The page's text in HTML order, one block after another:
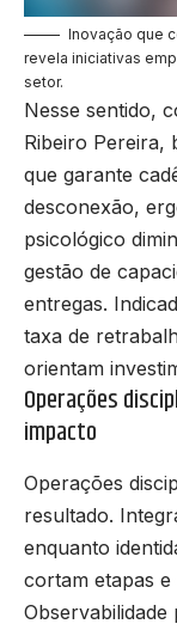
Inovação que
revela iniciativas
setor.
Nesse sentido,
Ribeiro Pereira,
que garante
desconexão,
psicológico
gestão de
entregas.
taxa de
orientam
Operações
impacto
Operações
resultado.
enquanto
cortam etapas